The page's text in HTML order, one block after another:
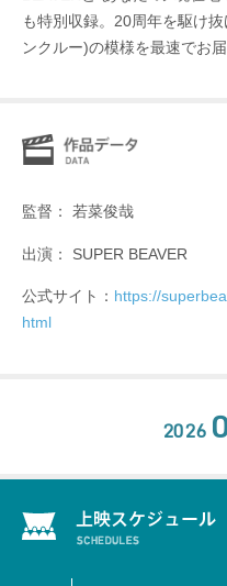
も特別収録。20周年を駆け
ンクルー)の模様を最速でお届
監督： 若菜俊哉
出演： SUPER BEAVER
公式サイト： https://
html
2026